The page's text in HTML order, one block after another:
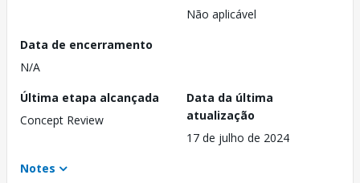
Não aplicável
Data de encerramento
N/A
Última etapa alcançada
Concept Review
Data da última
atualização
17 de julho de 2024
Notes